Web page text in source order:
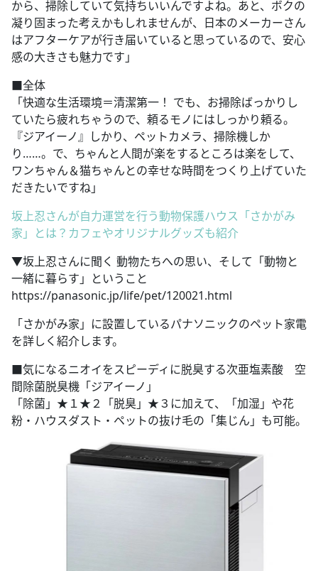
から、掃除していて気持ちいいんですよね。あと、ボクの
凝り固まった考えかもしれませんが、日本のメーカーさん
はアフターケアが行き届いていると思っているので、安心
感の大きさも魅力です」
■全体
「快適な生活環境＝清潔第一！ でも、お掃除ばっかりし
ていたら疲れちゃうので、頼るモノにはしっかり頼る。
『ジアイーノ』しかり、ペットカメラ、掃除機しか
り……。で、ちゃんと人間が楽をするところは楽をして、
ワンちゃん＆猫ちゃんとの幸せな時間をつくり上げていた
だきたいですね」
坂上忍さんが自力運営を行う動物保護ハウス「さかがみ
家」とは？カフェやオリジナルグッズも紹介
▼坂上忍さんに聞く 動物たちへの思い、そして「動物と
一緒に暮らす」ということ
https://panasonic.jp/life/pet/120021.html
「さかがみ家」に設置しているパナソニックのペット家電
を詳しく紹介します。
■気になるニオイをスピーディに脱臭する次亜塩素酸 空
間除菌脱臭機「ジアイーノ」
「除菌」★１★２「脱臭」★３に加えて、「加湿」や花
粉・ハウスダスト・ペットの抜け毛の「集じん」も可能。